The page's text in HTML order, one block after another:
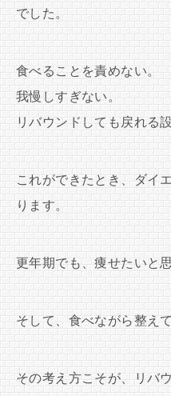
でした。
食べることを責めない。
我慢しすぎない。
リバウンドしても戻れる
これができたとき、ダイ
ります。
更年期でも、痩せたいと
そして、食べながら整えて
その考え方こそが、リバ